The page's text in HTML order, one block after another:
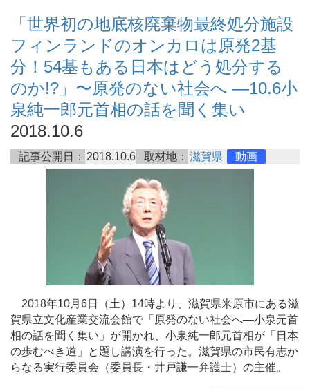
「世界初の地底核廃棄物最終処分施設
フィンランドのオンカロは原発2基
分！54基もある日本はどう処分する
のか!?」〜原発のない社会へ ―10.6小
泉純一郎元首相の話を聞く集い
2018.10.6
記事公開日： 2018.10.6 取材地： 滋賀県 動画
2018年10月6日（土）14時より、滋賀県米原市にある滋
賀県立文化産業交流会館で「原発のない社会へ―小泉元首
相の話を聞く集い」が開かれ、小泉純一郎元首相が「日本
の歩むべき道」と題し講演を行った。滋賀県の市民有志か
らなる実行委員会（委員長・井戸謙一弁護士）の主催。